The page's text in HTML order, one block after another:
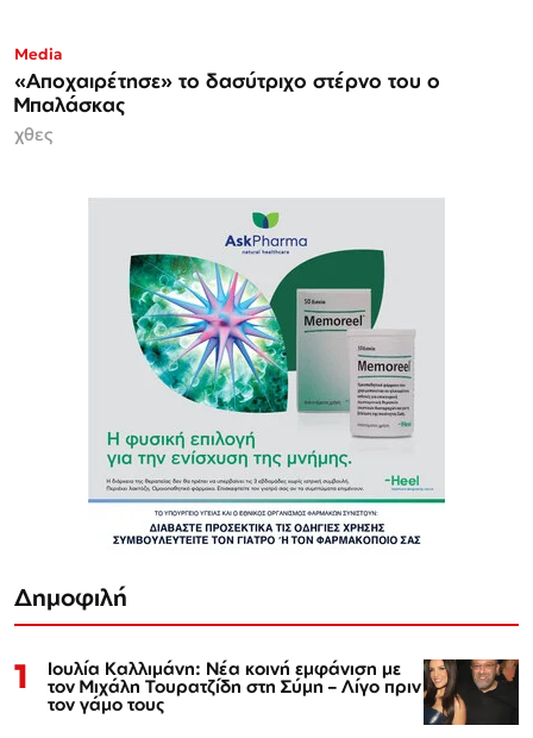
Media
«Αποχαιρέτησε» το δασύτριχο στέρνο του ο
Μπαλάσκας
χθες
Δημοφιλή
1 Ιουλία Καλλιμάνη: Νέα κοινή εμφάνιση με
τον Μιχάλη Τουρατζίδη στη Σύμη – Λίγο πριν
τον γάμο τους